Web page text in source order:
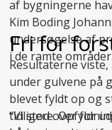
af bygningerne
Kim Boding
undersøgelse af
i de ramte
Fri for
Resultaterne
under gulvene på
blevet fyldt op og
tidligere.
“Vi stod over for